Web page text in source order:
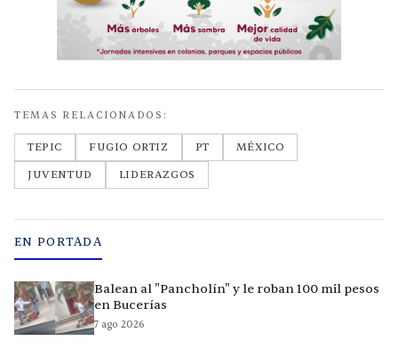
TEMAS RELACIONADOS:
TEPIC FUGIO ORTIZ PT
MÉXICO
JUVENTUD
LIDERAZGOS
EN PORTADA
Balean al "Pancholín" y le roban 100 mil pesos
en Bucerías
7 ago 2026